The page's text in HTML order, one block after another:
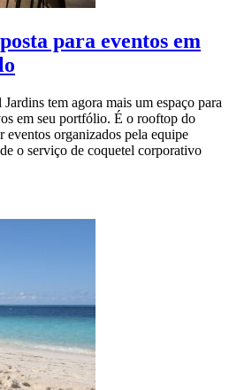
para eventos em
tem agora mais um espaço para
em seu portfólio. É o rooftop do
eventos organizados pela equipe
o serviço de coquetel corporativo